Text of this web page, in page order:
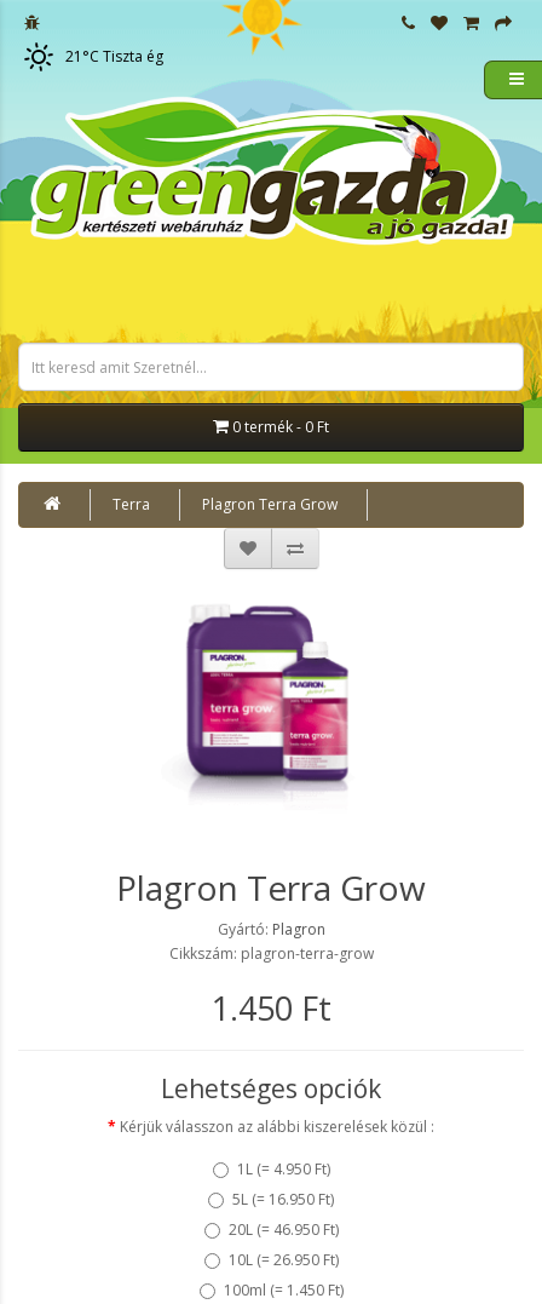
21 °C Tiszta ég
0 termék - 0 Ft
Terra Plagron Terra Grow
Plagron Terra Grow
Gyártó: Plagron
Cikkszám: plagron-terra-grow
1.450 Ft
Lehetséges opciók
Kérjük válasszon az alábbi kiszerelések közül :
1L (= 4.950 Ft)
5L (= 16.950 Ft)
20L (= 46.950 Ft)
10L (= 26.950 Ft)
100ml (= 1.450 Ft)